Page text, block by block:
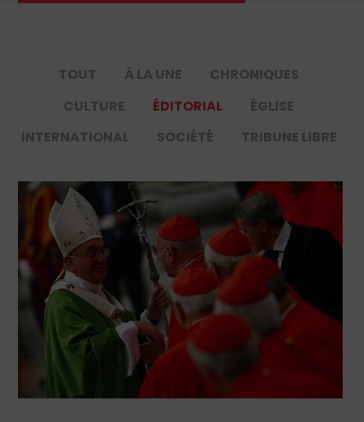
TOUT À LA UNE
CHRONIQUES
CULTURE
ÉDITORIAL
ÉGLISE
INTERNATIONAL
SOCIÉTÉ TRIBUNE LIBRE